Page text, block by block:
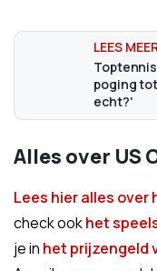
poging
echt?'
Alles over US
Lees hier alles over
check ookhet
je in het prijzengeld